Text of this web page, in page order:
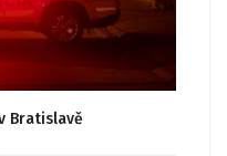
Bratislavě